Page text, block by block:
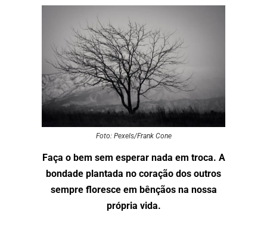
Foto: Pexels/Frank Cone
Faça o bem sem esperar nada em troca. A
bondade plantada no coração dos outros
sempre floresce em bênçãos na nossa
própria vida.